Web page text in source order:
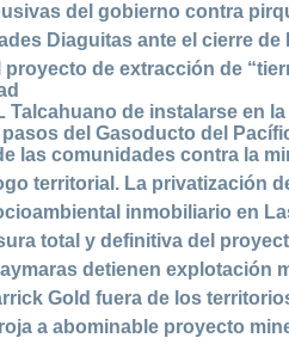
del gobierno contra
Diaguitas ante el cierre de
de extracción de
Talcahuano de instalarse en
del Gasoducto del
las comunidades contra la
territorial. La privatización
inmobiliario en
total y definitiva del
detienen explotación
Gold fuera de los
a abominable proyecto